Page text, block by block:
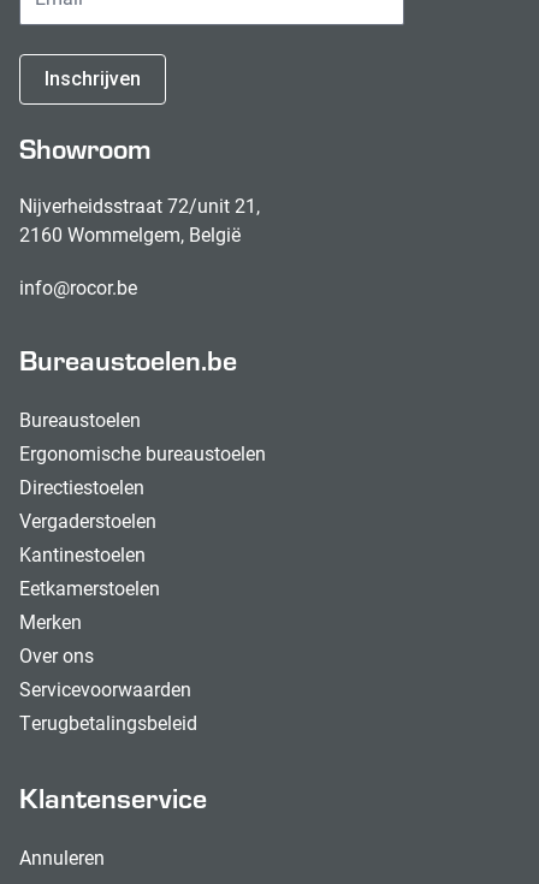
Inschrijven
Showroom
Nijverheidsstraat 72/unit 21,
2160 Wommelgem, België
info@rocor.be
Bureaustoelen.be
Bureaustoelen
Ergonomische bureaustoelen
Directiestoelen
Vergaderstoelen
Kantinestoelen
Eetkamerstoelen
Merken
Over ons
Servicevoorwaarden
Terugbetalingsbeleid
Klantenservice
Annuleren